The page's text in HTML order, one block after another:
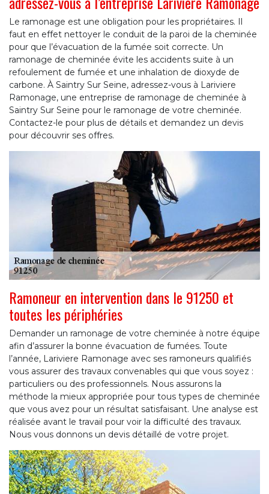
Le ramonage est une obligation pour les propriétaires. Il
faut en effet nettoyer le conduit de la paroi de la cheminée
pour que l’évacuation de la fumée soit correcte. Un
ramonage de cheminée évite les accidents suite à un
refoulement de fumée et une inhalation de dioxyde de
carbone. À Saintry Sur Seine, adressez-vous à Lariviere
Ramonage, une entreprise de ramonage de cheminée à
Saintry Sur Seine pour le ramonage de votre cheminée.
Contactez-le pour plus de détails et demandez un devis
pour découvrir ses offres.
Ramoneur en intervention dans le 91250 et
toutes les périphéries
Demander un ramonage de votre cheminée à notre équipe
afin d’assurer la bonne évacuation de fumées. Toute
l’année, Lariviere Ramonage avec ses ramoneurs qualifiés
vous assurer des travaux convenables qui que vous soyez :
particuliers ou des professionnels. Nous assurons la
méthode la mieux appropriée pour tous types de cheminée
que vous avez pour un résultat satisfaisant. Une analyse est
réalisée avant le travail pour voir la difficulté des travaux.
Nous vous donnons un devis détaillé de votre projet.